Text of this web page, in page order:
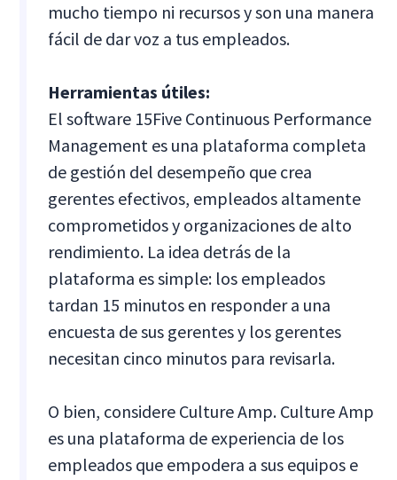
mucho tiempo ni recursos y son una manera
fácil de dar voz a tus empleados.
Herramientas útiles:
El software 15Five Continuous Performance
Management es una plataforma completa
de gestión del desempeño que crea
gerentes efectivos, empleados altamente
comprometidos y organizaciones de alto
rendimiento. La idea detrás de la
plataforma es simple: los empleados
tardan 15 minutos en responder a una
encuesta de sus gerentes y los gerentes
necesitan cinco minutos para revisarla.
O bien, considere Culture Amp. Culture Amp
es una plataforma de experiencia de los
empleados que empodera a sus equipos e